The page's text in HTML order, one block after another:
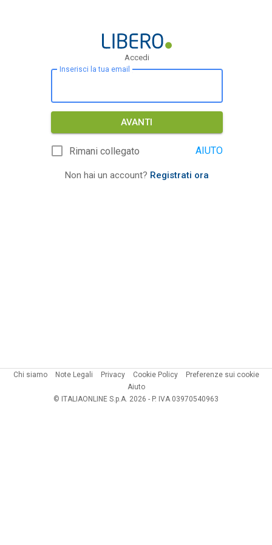
Accedi
Inserisci la tua email
AVANTI
Rimani collegato AIUTO
Non hai un account? Registrati ora
Chi siamo Note Legali Privacy Cookie Policy
Preferenze sui cookie
Aiuto
© ITALIAONLINE S.p.A. 2026 - P. IVA 03970540963